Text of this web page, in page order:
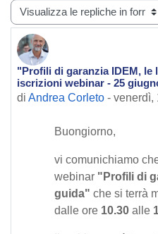
Modalità visualizzazione
"Profili di garanzia IDEM, le
iscrizioni webinar - 25
di Andrea Corleto - venerdì,
Numero di risposte: 0
Buongiorno,
vi comunichiamo
webinar "Profili di
guida" che si terrà
dalle ore 10.30 alle